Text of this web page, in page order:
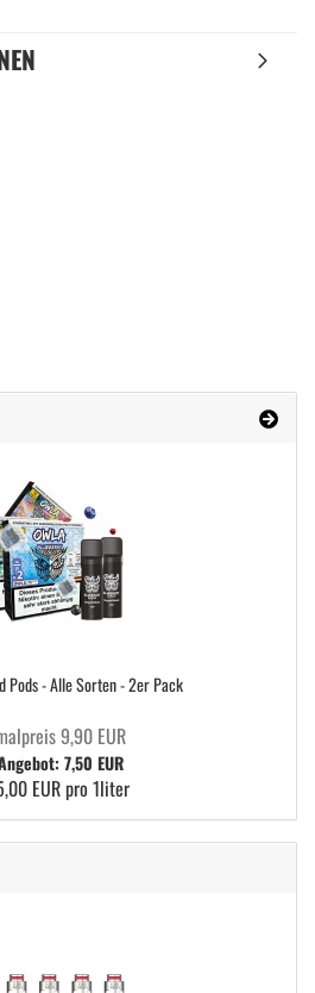
Pods - Alle Sorten - 2er Pack
9,90 EUR
7,50 EUR
EUR pro 1liter